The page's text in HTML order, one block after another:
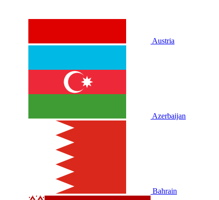
Austria
Azerbaijan
Bahrain